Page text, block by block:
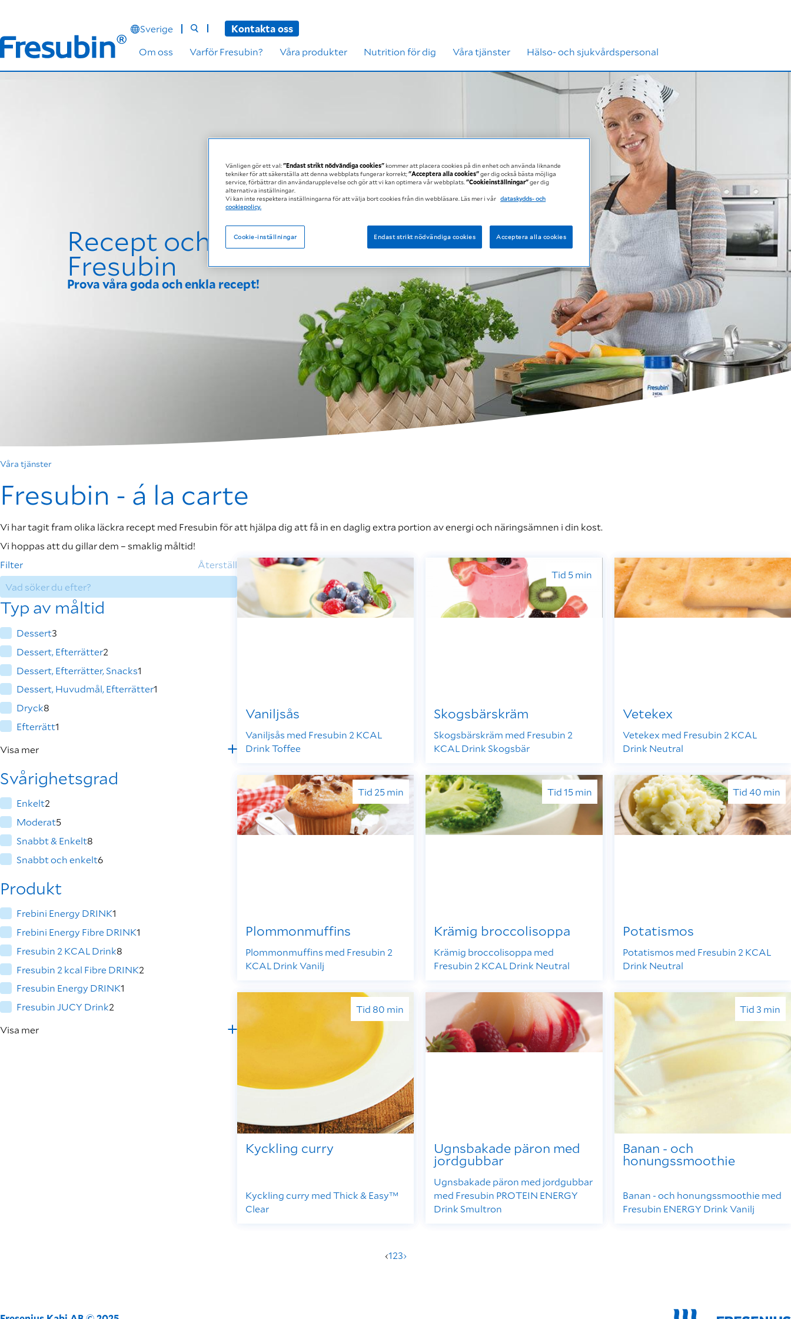
Sverige
Kontakta oss
Om oss
Varför Fresubin? Våra produkter Nutrition för dig Våra tjänster Hälso- och sjukvårdspersonal
Recept och matlagning med
Fresubin
Prova våra goda och enkla recept!
Våra tjänster
Fresubin - á la carte
Vi har tagit fram olika läckra recept med Fresubin för att hjälpa dig att få in en daglig extra portion av energi och näringsämnen i din kost.
Vi hoppas att du gillar dem – smaklig måltid!
Filter
Återställ
Typ av måltid
Dessert3
Dessert, Efterrätter2
Dessert, Efterrätter, Snacks1
Dessert, Huvudmål, Efterrätter1
Dryck8
Efterrätt1
Visa mer
Svårighetsgrad
Enkelt2
Moderat5
Snabbt & Enkelt8
Snabbt och enkelt6
Produkt
Frebini Energy DRINK1
Frebini Energy Fibre DRINK1
Fresubin 2 KCAL Drink8
Fresubin 2 kcal Fibre DRINK2
Fresubin Energy DRINK1
Fresubin JUCY Drink2
Visa mer
Vaniljsås
Vaniljsås med Fresubin 2 KCAL
Drink Toffee
Skogsbärskräm
Skogsbärskräm med Fresubin 2
KCAL Drink Skogsbär
Tid 5 min
Vetekex
Vetekex med Fresubin 2 KCAL
Drink Neutral
Plommonmuffins
Plommonmuffins med Fresubin 2
KCAL Drink Vanilj
Tid 25 min
Krämig broccolisoppa
Krämig broccolisoppa med
Fresubin 2 KCAL Drink Neutral
Tid 15 min
Potatismos
Potatismos med Fresubin 2 KCAL
Drink Neutral
Tid 40 min
Kyckling curry
Kyckling curry med Thick & Easy™
Clear
Tid 80 min
Ugnsbakade päron med
jordgubbar
Ugnsbakade päron med jordgubbar
med Fresubin PROTEIN ENERGY
Drink Smultron
Banan - och
honungssmoothie
Banan - och honungssmoothie med
Fresubin ENERGY Drink Vanilj
Tid 3 min
‹123›
Vänligen gör ett val:"Endast strikt nödvändiga cookies"kommer att placera cookies på din enhet och använda liknande
tekniker för att säkerställa att denna webbplats fungerar korrekt;"Acceptera alla cookies"ger dig också bästa möjliga
service, förbättrar din användarupplevelse och gör att vi kan optimera vår webbplats."Cookieinställningar"ger dig
alternativa inställningar.
Vi kan inte respektera inställningarna för att välja bort cookies från din webbläsare. Läs mer i vår dataskydds- och
cookiepolicy.
Cookie-inställningar Endast strikt nödvändiga cookies Acceptera alla cookies